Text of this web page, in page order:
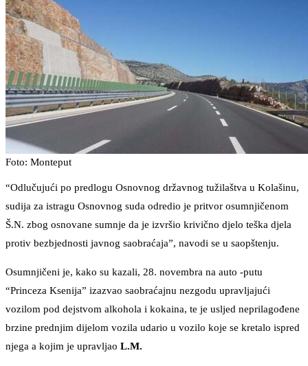
Foto: Monteput
“Odlučujući po predlogu Osnovnog državnog tužilaštva u Kolašinu,
sudija za istragu Osnovnog suda odredio je pritvor osumnjičenom
Š.N. zbog osnovane sumnje da je izvršio krivično djelo teška djela
protiv bezbjednosti javnog saobraćaja”, navodi se u saopštenju.
Osumnjičeni je, kako su kazali, 28. novembra na auto -putu
“Princeza Ksenija” izazvao saobraćajnu nezgodu upravljajući
vozilom pod dejstvom alkohola i kokaina, te je usljed neprilagođene
brzine prednjim dijelom vozila udario u vozilo koje se kretalo ispred
njega a kojim je upravljao L.M.